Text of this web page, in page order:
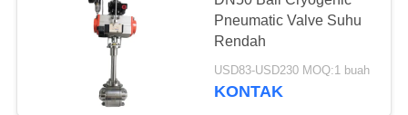
18
Pneumatic Valve Suhu
Rendah
USD83-USD230 MOQ:1 buah
KONTAK